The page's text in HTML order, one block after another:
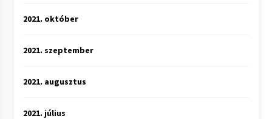
2021. október
2021. szeptember
2021. augusztus
2021. július